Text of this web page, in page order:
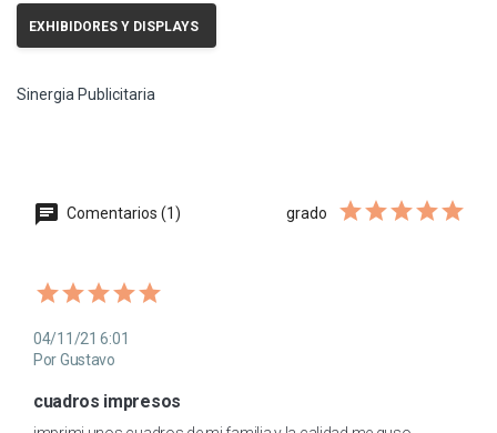
EXHIBIDORES Y DISPLAYS
Sinergia Publicitaria
Comentarios (1) grado
04/11/21 6:01
Por Gustavo
cuadros impresos